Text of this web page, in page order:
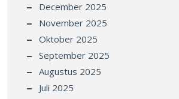
December 2025
November 2025
Oktober 2025
September 2025
Augustus 2025
Juli 2025